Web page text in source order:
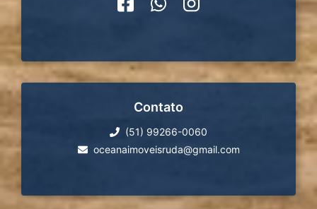
Contato
(51) 99266-0060
oceanaimoveisruda@gmail.com